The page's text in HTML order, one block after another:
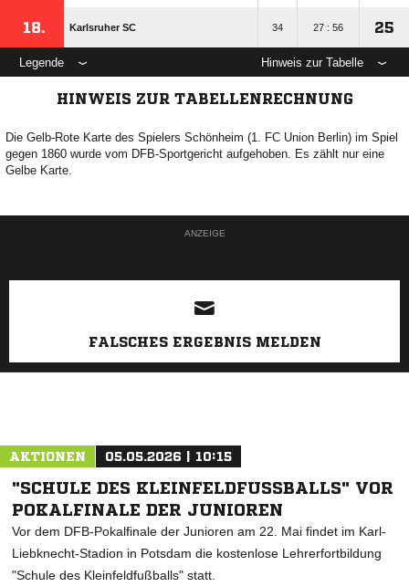
18. Karlsruher SC 34 27 : 56 25
Legende Hinweis zur Tabelle
HINWEIS ZUR TABELLENRECHNUNG
Die Gelb-Rote Karte des Spielers Schönheim (1. FC Union Berlin) im Spiel
gegen 1860 wurde vom DFB-Sportgericht aufgehoben. Es zählt nur eine
Gelbe Karte.
ANZEIGE
FALSCHES ERGEBNIS MELDEN
AKTIONEN 05.05.2026 | 10:15
"SCHULE DES KLEINFELDFUSSBALLS" VOR P
OKALFINALE DER JUNIOREN
Vor dem DFB-Pokalfinale der Junioren am 22. Mai findet im Karl-
Liebknecht-Stadion in Potsdam die kostenlose Lehrerfortbildung
"Schule des Kleinfeldfußballs" statt.